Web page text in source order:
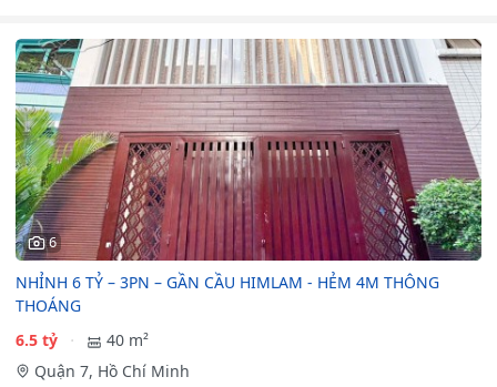
6
NHỈNH 6 TỶ – 3PN – GẦN CẦU HIMLAM - HẺM 4M THÔNG
THOÁNG
6.5 tỷ
40 m²
Quận 7, Hồ Chí Minh